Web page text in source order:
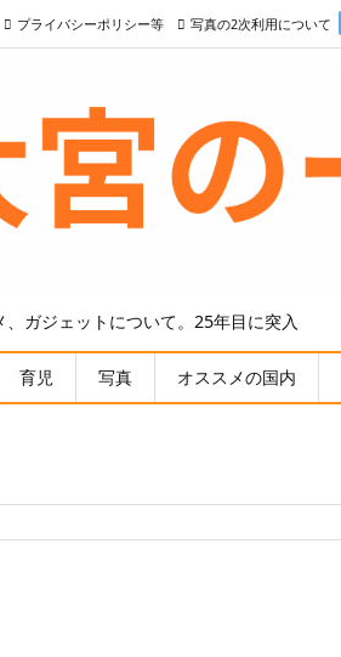
ガジェットについて。25年目に突入
育児 写真 オススメの国内
プライバシーポリシー等 写真の2次利用について